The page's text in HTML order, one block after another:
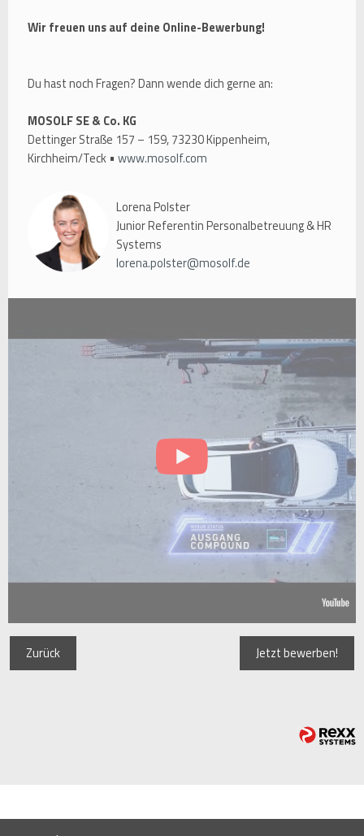
Wir freuen uns auf deine Online-Bewerbung!
Du hast noch Fragen? Dann wende dich gerne an:
MOSOLF SE & Co. KG
Dettinger Straße 157 – 159, 73230 Kippenheim,
Kirchheim/Teck • www.mosolf.com
Lorena Polster
Junior Referentin Personalbetreuung & HR
Systems
lorena.polster@mosolf.de
Zurück Jetzt bewerben!